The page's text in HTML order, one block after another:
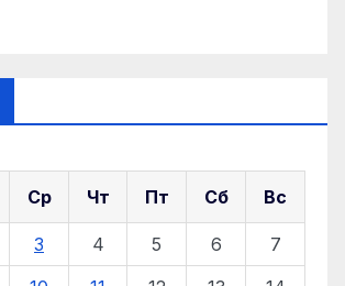
Ср Чт Пт Сб Вс
3 4 5 6
7